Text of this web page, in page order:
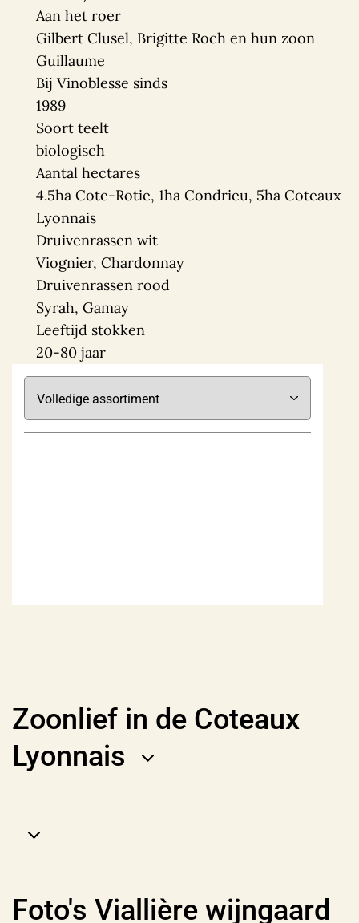
Aan het roer
Gilbert Clusel, Brigitte Roch en hun zoon
Guillaume
Bij Vinoblesse sinds
1989
Soort teelt
biologisch
Aantal hectares
4.5ha Cote-Rotie, 1ha Condrieu, 5ha Coteaux
Lyonnais
Druivenrassen wit
Viognier, Chardonnay
Druivenrassen rood
Syrah, Gamay
Leeftijd stokken
20-80 jaar
Zoonlief in de Coteaux
Lyonnais
Foto's Viallière wijngaard